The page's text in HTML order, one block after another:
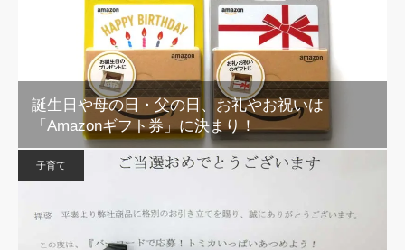
誕生日や母の日・父の日、お礼やお祝いは
「Amazonギフト券」に決まり！
子育て